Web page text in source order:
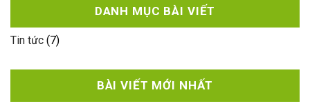
DANH MỤC BÀI VIẾT
Tin tức (7)
BÀI VIẾT MỚI NHẤT